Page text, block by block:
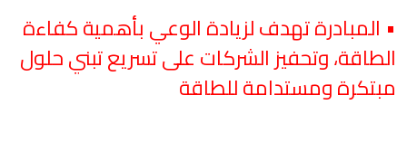
• المبادرة تهدف لزيادة الوعي بأهمية كفاءة
الطاقة، وتحفيز الشركات على تسريع تبني حلول
مبتكرة ومستدامة للطاقة